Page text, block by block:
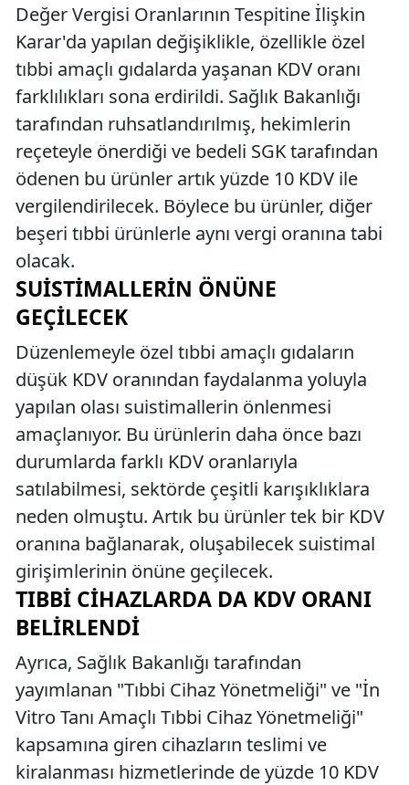
Değer Vergisi Oranlarının Tespitine İlişkin
Karar'da yapılan değişiklikle, özellikle özel
tıbbi amaçlı gıdalarda yaşanan KDV oranı
farklılıkları sona erdirildi. Sağlık Bakanlığı
tarafından ruhsatlandırılmış, hekimlerin
reçeteyle önerdiği ve bedeli SGK tarafından
ödenen bu ürünler artık yüzde 10 KDV ile
vergilendirilecek. Böylece bu ürünler, diğer
beşeri tıbbi ürünlerle aynı vergi oranına tabi
olacak.
SUISTIMALLERIN ÖNÜNE
GEÇILECEK
Düzenlemeyle özel tıbbi amaçlı gıdaların
düşük KDV oranından faydalanma yoluyla
yapılan olası suistimallerin önlenmesi
amaçlanıyor. Bu ürünlerin daha önce bazı
durumlarda farklı KDV oranlarıyla
satılabilmesi, sektörde çeşitli karışıklıklara
neden olmuştu. Artık bu ürünler tek bir KDV
oranına bağlanarak, oluşabilecek suistimal
girişimlerinin önüne geçilecek.
TIBBI CIHAZLARDA DA KDV ORANI
BELIRLENDI
Ayrıca, Sağlık Bakanlığı tarafından
yayımlanan "Tıbbi Cihaz Yönetmeliği" ve "İn
Vitro Tanı Amaçlı Tıbbi Cihaz Yönetmeliği"
kapsamına giren cihazların teslimi ve
kiralanması hizmetlerinde de yüzde 10 KDV